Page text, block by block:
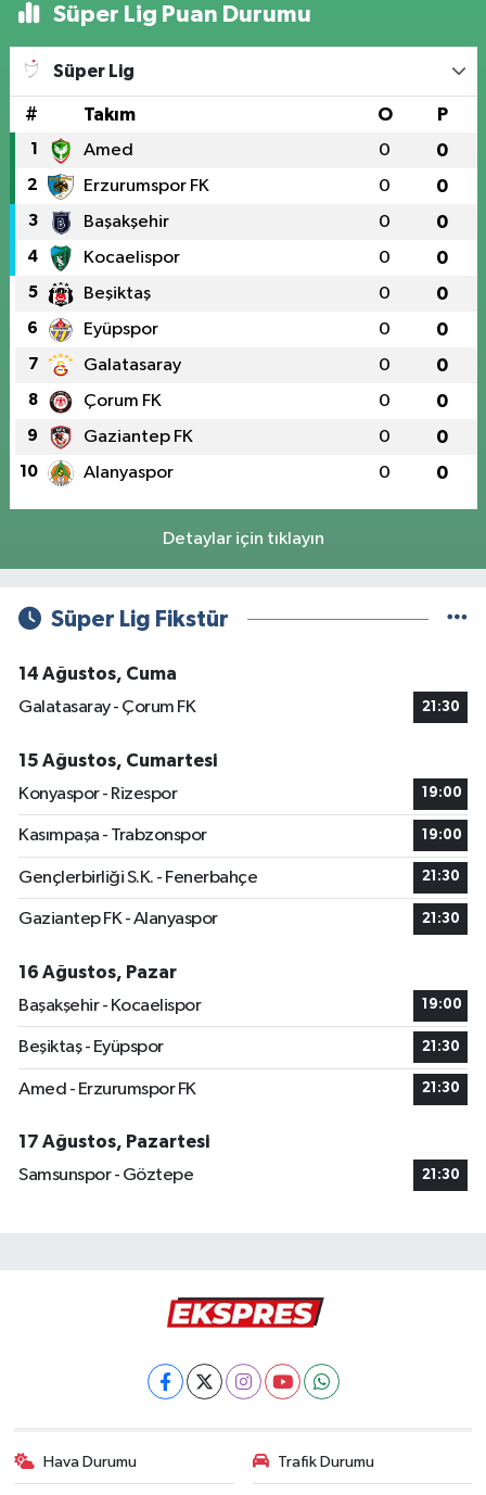
Süper Lig Puan Durumu
Süper Lig
# Takım O P
1 Amed 0 0
2 Erzurumspor FK 0 0
3 Başakşehir 0 0
4 Kocaelispor 0 0
5 Beşiktaş 0 0
6 Eyüpspor 0 0
7 Galatasaray 0 0
8 Çorum FK 0 0
9 Gaziantep FK 0 0
10 Alanyaspor 0 0
Detaylar için tıklayın
Süper Lig Fikstür
14 Ağustos, Cuma
Galatasaray - Çorum FK
21:30
15 Ağustos, Cumartesi
Konyaspor - Rizespor
19:00
Kasımpaşa - Trabzonspor 19:00
Gençlerbirliği S.K. - Fenerbahçe 21:30
Gaziantep FK - Alanyaspor 21:30
16 Ağustos, Pazar
Başakşehir - Kocaelispor
19:00
Beşiktaş - Eyüpspor 21:30
Amed - Erzurumspor FK 21:30
17 Ağustos, Pazartesi
Samsunspor - Göztepe
21:30
Hava Durumu Trafik Durumu